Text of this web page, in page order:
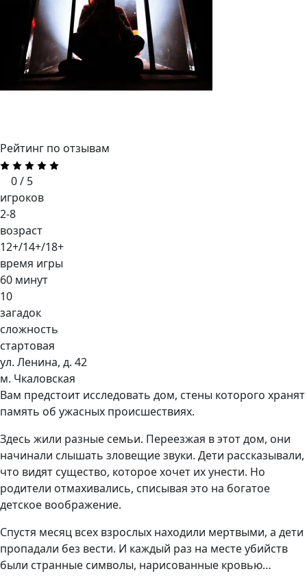
Рейтинг по отзывам
0 / 5
игроков
2-8
возраст
12+/14+/18+
время игры
60 минут
10
загадок
сложность
стартовая
ул. Ленина, д. 42
м. Чкаловская
Вам предстоит исследовать дом, стены которого хранят
память об ужасных происшествиях.
Здесь жили разные семьи. Переезжая в этот дом, они
начинали слышать зловещие звуки. Дети рассказывали,
что видят существо, которое хочет их унести. Но
родители отмахивались, списывая это на богатое
детское воображение.
Спустя месяц всех взрослых находили мертвыми, а дети
пропадали без вести. И каждый раз на месте убийств
были странные символы, нарисованные кровью…